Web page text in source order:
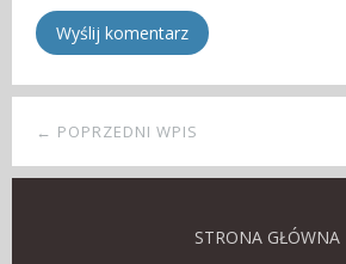
← POPRZEDNI WPIS
STRONA GŁÓWNA